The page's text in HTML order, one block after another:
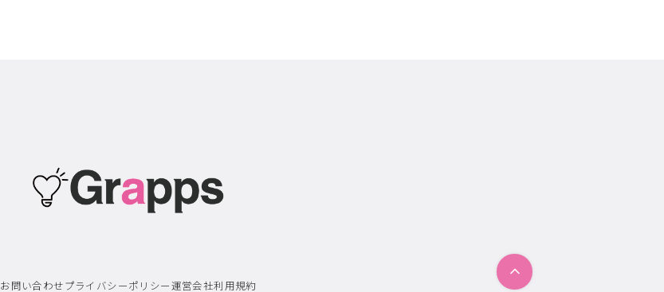
お問い合わせプライバシーポリシー運営会社利用規約